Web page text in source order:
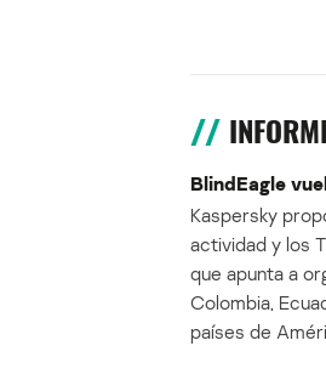
BlindEagle
Kaspersky
actividad y los
que apunta a
Colombia,
países de